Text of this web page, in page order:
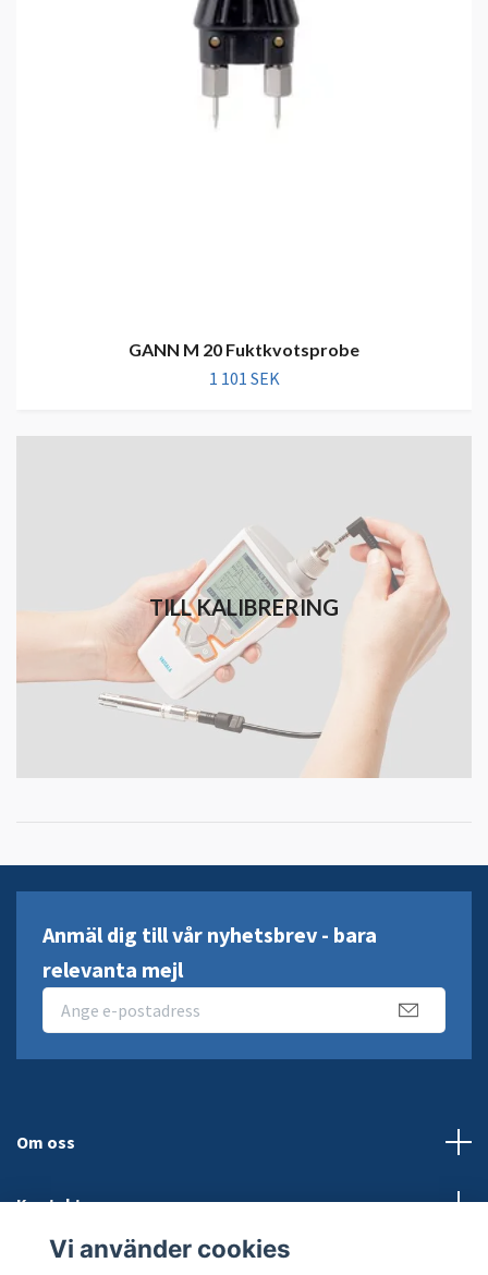
TILL KALIBRERING
GANN M 20 Fuktkvotsprobe
1 101 SEK
Anmäl dig till vår nyhetsbrev - bara
relevanta mejl
Om oss
Kontakt
Vi använder cookies